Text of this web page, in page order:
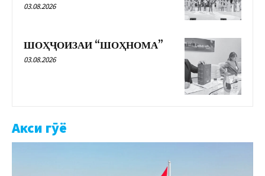
03.08.2026
ШОҲҶОИЗАИ “ШОҲНОМА”
03.08.2026
Акси гӯё